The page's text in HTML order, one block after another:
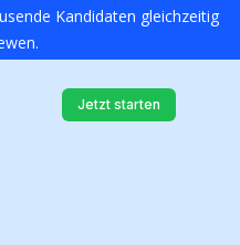
Kandidaten gleichzeitig
Jetzt starten